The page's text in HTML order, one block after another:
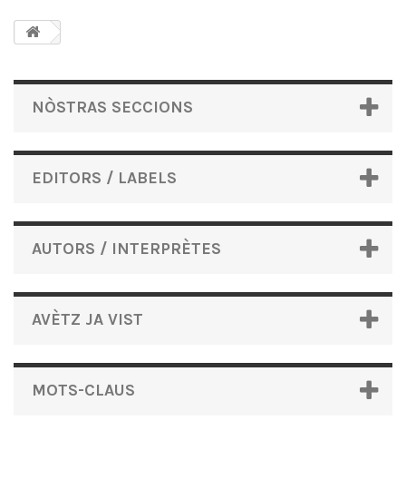
NÒSTRAS SECCIONS
EDITORS / LABELS
AUTORS / INTERPRÈTES
AVÈTZ JA VIST
MOTS-CLAUS